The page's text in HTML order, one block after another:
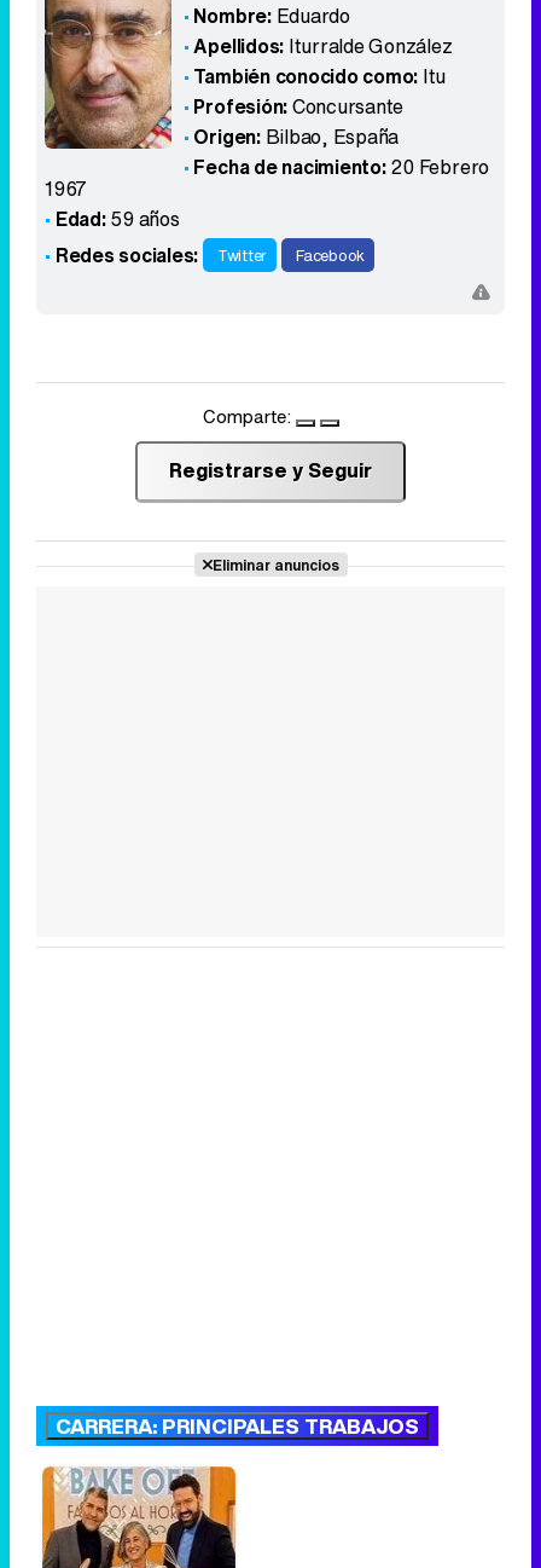
Nombre: Eduardo
Apellidos: Iturralde González
También conocido como: Itu
Profesión:Concursante
Origen: Bilbao, España
Fecha de nacimiento:20 Febrero
1967
Edad:59 años
Redes sociales:
Twitter Facebook
Comparte:
Registrarse y Seguir
Eliminar anuncios
CARRERA: PRINCIPALES TRABAJOS